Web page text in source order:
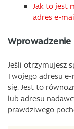
Jak to jest
adres e-
Wprowadzenie
Jeśli otrzymujesz
Twojego adresu
się. Jest to
lub adresu
prawdziwego